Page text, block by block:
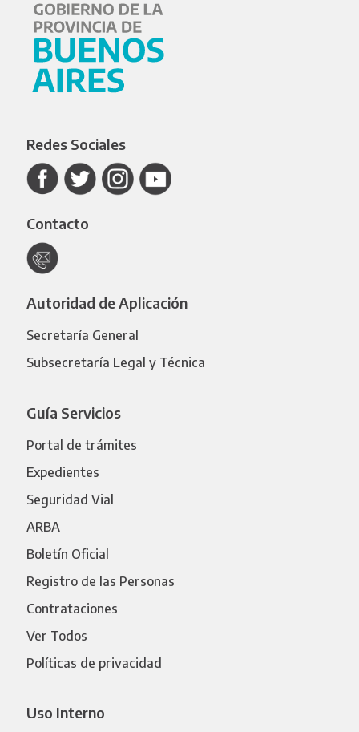
Redes Sociales
Contacto
Autoridad de Aplicación
Secretaría General
Subsecretaría Legal y Técnica
Guía Servicios
Portal de trámites
Expedientes
Seguridad Vial
ARBA
Boletín Oficial
Registro de las Personas
Contrataciones
Ver Todos
Políticas de privacidad
Uso Interno